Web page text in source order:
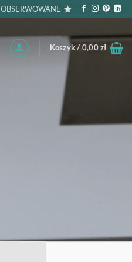
OBSERWOWANE
Koszyk / 0,00zł